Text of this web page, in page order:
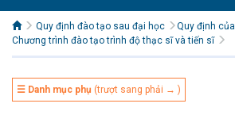
Quy định đào tạo sau đại học
Quy định
Chương trình đào tạo trình độ thạc sĩ và tiến sĩ
☰ Danh mục phụ (trượt sang phải → )